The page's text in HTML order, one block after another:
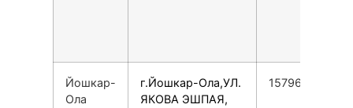
Йошкар-
Ола
г.Йошкар-Ола,УЛ.
ЯКОВА ЭШПАЯ,
157963319701